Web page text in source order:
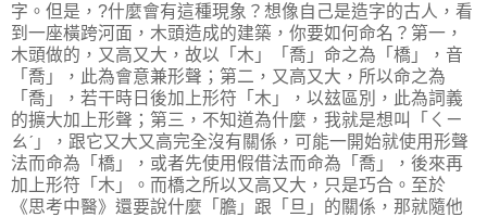
字。但是，?什麼會有這種現象？想像自己是造字的古人，看
到一座橫跨河面，木頭造成的建築，你要如何命名？第一，
木頭做的，又高又大，故以「木」「喬」命之為「橋」，音
「喬」，此為會意兼形聲；第二，又高又大，所以命之為
「喬」，若干時日後加上形符「木」，以玆區別，此為詞義
的擴大加上形聲；第三，不知道為什麼，我就是想叫「ㄑㄧ
ㄠˊ」，跟它又大又高完全沒有關係，可能一開始就使用形聲
法而命為「橋」，或者先使用假借法而命為「喬」，後來再
加上形符「木」。而橋之所以又高又大，只是巧合。至於
《思考中醫》還要說什麼「膽」跟「旦」的關係，那就隨他